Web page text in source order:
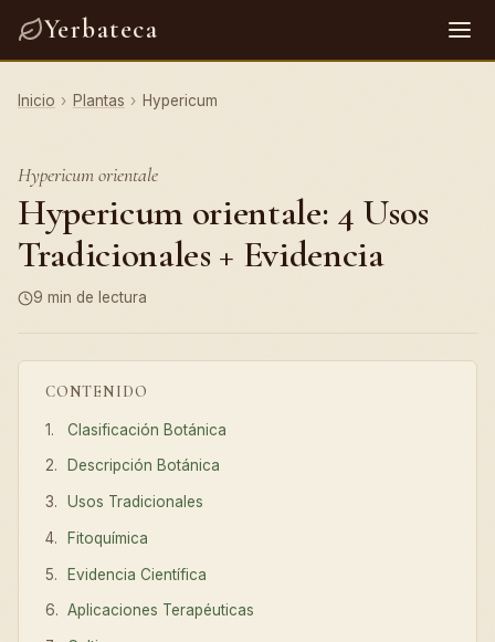
Yerbateca
Inicio › Plantas › Hypericum
Hypericum orientale
Hypericum orientale: 4 Usos
Tradicionales + Evidencia
9 min de lectura
CONTENIDO
Clasificación Botánica
Descripción Botánica
Usos Tradicionales
Fitoquímica
Evidencia Científica
Aplicaciones Terapéuticas